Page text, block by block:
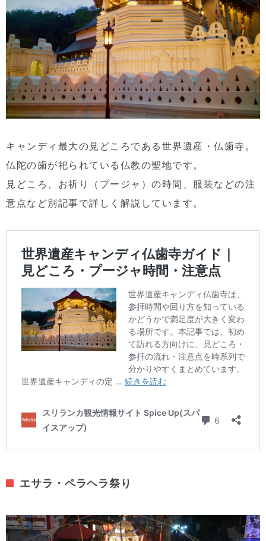
キャンディ最大の見どころである世界遺産・仏歯寺。
仏陀の歯が祀られている仏教の聖地です。
見どころ、お祈り（プージャ）の時間、服装などの注
意点など別記事で詳しく解説しています。
エサラ・ペラヘラ祭り